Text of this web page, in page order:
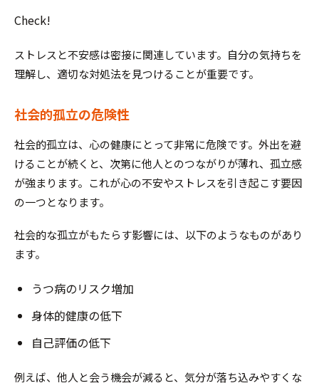
Check!
ストレスと不安感は密接に関連しています。自分の気持ちを
理解し、適切な対処法を見つけることが重要です。
社会的孤立の危険性
社会的孤立は、心の健康にとって非常に危険です。外出を避
けることが続くと、次第に他人とのつながりが薄れ、孤立感
が強まります。これが心の不安やストレスを引き起こす要因
の一つとなります。
社会的な孤立がもたらす影響には、以下のようなものがあり
ます。
うつ病のリスク増加
身体的健康の低下
自己評価の低下
例えば、他人と会う機会が減ると、気分が落ち込みやすくな